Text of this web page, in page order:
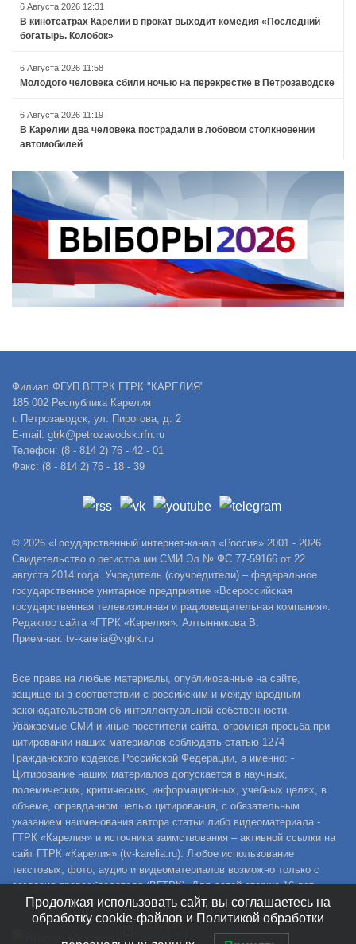
6 Августа 2026 12:31
В кинотеатрах Карелии в прокат выходит комедия «Последний
богатырь. Колобок»
6 Августа 2026 11:58
Молодого человека сбили ночью на перекрестке в Петрозаводске
6 Августа 2026 11:19
В Карелии два человека пострадали в лобовом столкновении
автомобилей
Филиал ФГУП ВГТРК ГТРК "КАРЕЛИЯ"
185 002 Республика Карелия
г. Петрозаводск, ул. Пирогова, д. 2
E-mail: gtrk@petrozavodsk.rfn.ru
Телефон: (8 - 814 2) 76 - 42 - 01
Факс: (8 - 814 2) 76 - 18 - 39
© 2026 «Государственный интернет-канал «Россия» 2001 - 2026.
Свидетельство о регистрации СМИ Эл № ФС 77-59166 от 22
августа 2014 года. Учредитель (соучредители) – федеральное
государственное унитарное предприятие «Всероссийская
государственная телевизионная и радиовещательная компания».
Редактор сайта «ГТРК «Карелия»: Алтынникова В.
Приемная: tv-karelia@vgtrk.ru
Все права на любые материалы, опубликованные на сайте,
защищены в соответствии с российским и международным
законодательством об интеллектуальной собственности.
Уважаемые СМИ и иные посетители сайта, огромная просьба при
цитировании наших материалов соблюдать статью 1274
Гражданского кодекса Российской Федерации, а именно: -
Цитирование наших материалов допускается в научных,
полемических, критических, информационных, учебных целях, в
объеме, оправданном целью цитирования, с обязательным
указанием наименования автора статьи либо видеоматериала -
ГТРК «Карелия» и источника заимствования – активной ссылки на
сайт ГТРК «Карелия» (tv-karelia.ru). Любое использование
текстовых, фото, аудио и видеоматериалов возможно только с
согласия правообладателя (ВГТРК). Для детей старше 16 лет.
Продолжая использовать сайт, вы соглашаетесь на
обработку cookie-файлов и Политикой обработки